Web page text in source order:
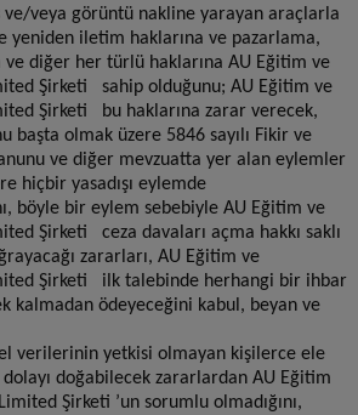
ve/veya görüntü nakline yarayan araçlarla
yeniden iletim haklarına ve pazarlama,
diğer her türlü haklarına AU Eğitim ve
Şirketi sahip olduğunu; AU Eğitim ve
Şirketi bu haklarına zarar verecek,
başta olmak üzere 5846 sayılı Fikir ve
ve diğer mevzuatta yer alan eylemler
hiçbir yasadışı eylemde
böyle bir eylem sebebiyle AU Eğitim ve
Şirketi ceza davaları açma hakkı saklı
zararları, AU Eğitim ve
Şirketi ilk talebinde herhangi bir ihbar
kalmadan ödeyeceğini kabul, beyan ve
verilerinin yetkisi olmayan kişilerce ele
doğabilecek zararlardan AU Eğitim
Şirketi ’un sorumlu olmadığını,